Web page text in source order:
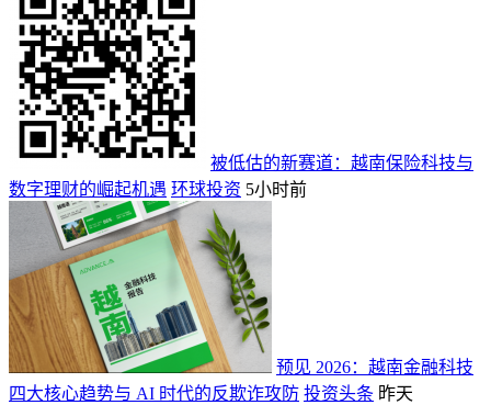
被低估的新赛道：越南保险科技与
数字理财的崛起机遇 环球投资 5小时前
预见 2026：越南金融科技
四大核心趋势与 AI 时代的反欺诈攻防 投资头条 昨天